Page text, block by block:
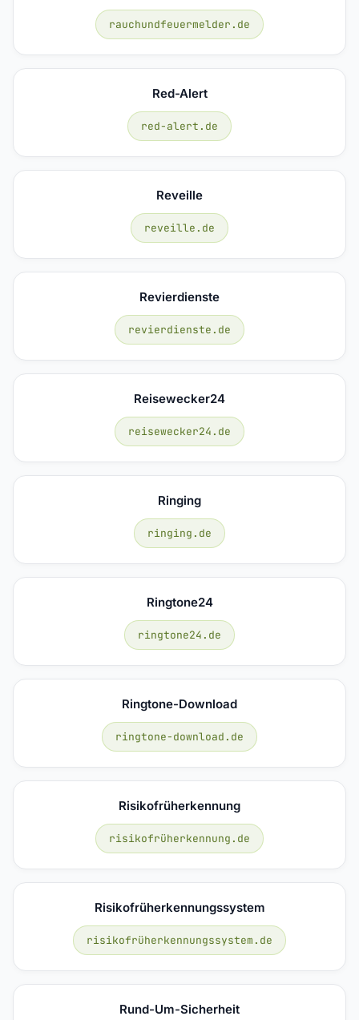
rauchundfeuermelder.de
Red-Alert
red-alert.de
Reveille
reveille.de
Revierdienste
revierdienste.de
Reisewecker24
reisewecker24.de
Ringing
ringing.de
Ringtone24
ringtone24.de
Ringtone-Download
ringtone-download.de
Risikofrüherkennung
risikofrüherkennung.de
Risikofrüherkennungssystem
risikofrüherkennungssystem.de
Rund-Um-Sicherheit